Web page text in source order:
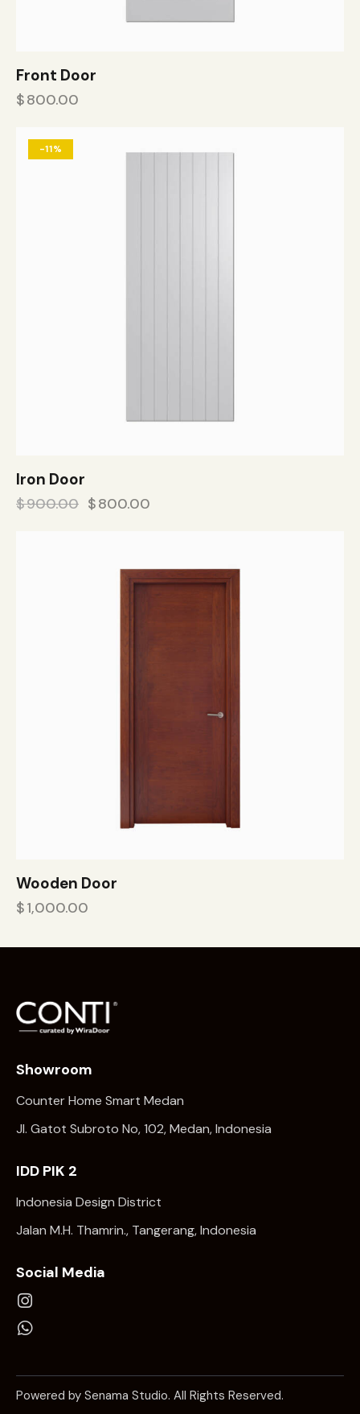
Front Door
$800.00
-11%
Iron Door
$900.00 $800.00
Wooden Door
$1,000.00
Showroom
Counter Home Smart Medan
Jl. Gatot Subroto No, 102, Medan, Indonesia
IDD PIK 2
Indonesia Design District
Jalan M.H. Thamrin., Tangerang, Indonesia
Social Media
Powered by Senama Studio. All Rights Reserved.